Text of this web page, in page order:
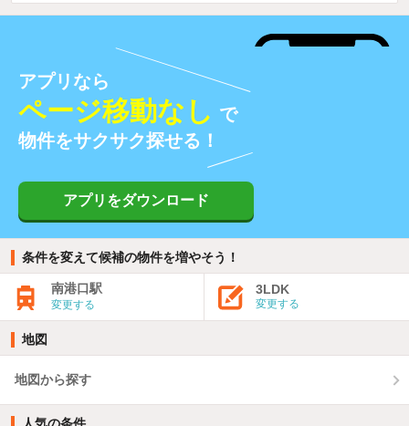
アプリなら
ページ移動なし で
物件をサクサク探せる！
アプリをダウンロード
条件を変えて候補の物件を増やそう！
南港口駅
変更する
3LDK
変更する
地図
地図から探す